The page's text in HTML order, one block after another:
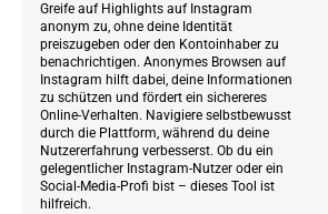
Greife auf Highlights auf Instagram
anonym zu, ohne deine Identität
preiszugeben oder den Kontoinhaber zu
benachrichtigen. Anonymes Browsen auf
Instagram hilft dabei, deine Informationen
zu schützen und fördert ein sichereres
Online-Verhalten. Navigiere selbstbewusst
durch die Plattform, während du deine
Nutzererfahrung verbesserst. Ob du ein
gelegentlicher Instagram-Nutzer oder ein
Social-Media-Profi bist – dieses Tool ist
hilfreich.